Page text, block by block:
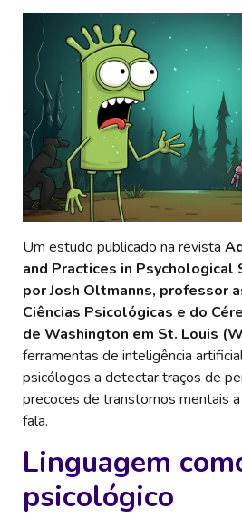
Um estudo publicado na revista
and Practices in Psychological
por Josh Oltmanns, professor
Ciências Psicológicas e do
de Washington em St. Louis
ferramentas de inteligência
psicólogos a detectar traços de
precoces de transtornos mentais
fala.
Linguagem
psicológico